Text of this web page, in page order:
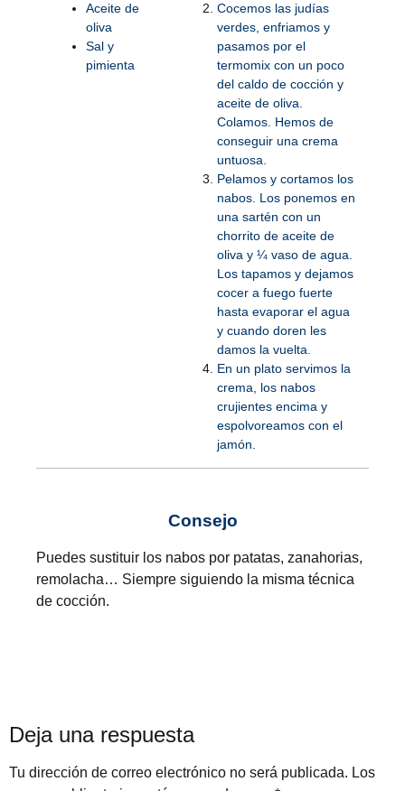
Aceite de
oliva
Sal y
pimienta
Cocemos las judías
verdes, enfriamos y
pasamos por el
termomix con un poco
del caldo de cocción y
aceite de oliva.
Colamos. Hemos de
conseguir una crema
untuosa.
Pelamos y cortamos los
nabos. Los ponemos en
una sartén con un
chorrito de aceite de
oliva y ¼ vaso de agua.
Los tapamos y dejamos
cocer a fuego fuerte
hasta evaporar el agua
y cuando doren les
damos la vuelta.
En un plato servimos la
crema, los nabos
crujientes encima y
espolvoreamos con el
jamón.
Consejo
Puedes sustituir los nabos por patatas, zanahorias,
remolacha… Siempre siguiendo la misma técnica
de cocción.
Deja una respuesta
Tu dirección de correo electrónico no será publicada. Los